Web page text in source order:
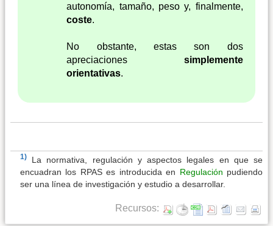
autonomía, tamaño, peso y, finalmente,
coste.
No obstante, estas son dos
apreciaciones simplemente
orientativas.
1)
La normativa, regulación y aspectos legales en que se
encuadran los RPAS es introducida en Regulación pudiendo
ser una línea de investigación y estudio a desarrollar.
Recursos: